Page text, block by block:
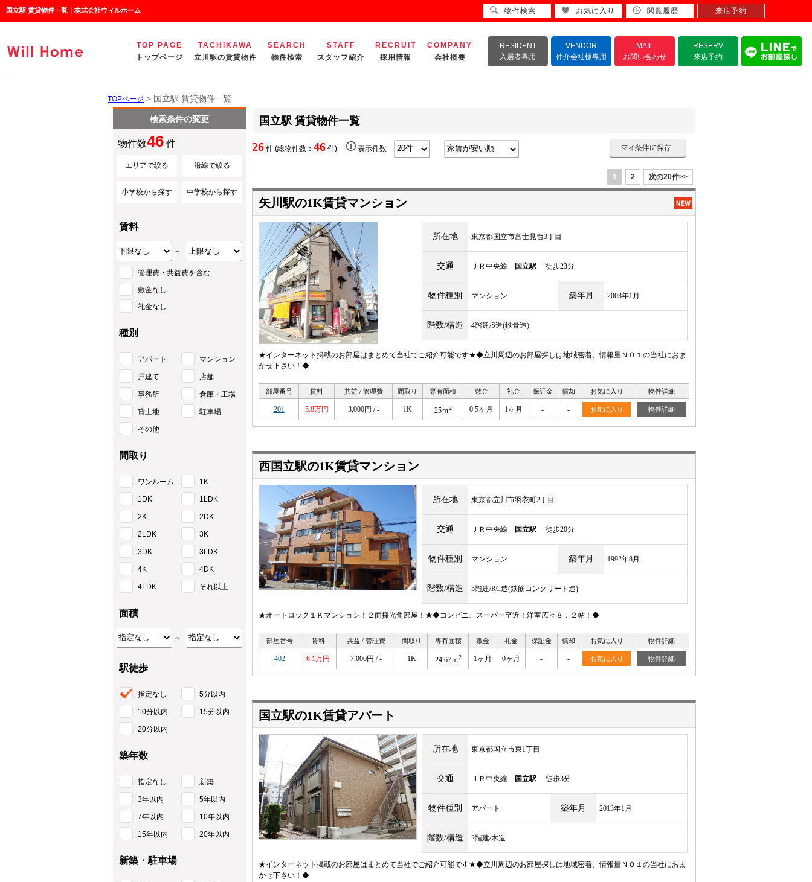
国立駅 賃貸物件一覧｜株式会社ウィルホーム
TOP PAGE
トップページ
TACHIKAWA
立川駅の賃貸物件
SEARCH
物件検索
STAFF
スタッフ紹介
RECRUIT
採用情報
COMPANY
会社概要
RESIDENT
入居者専用
VENDOR
仲介会社様専用
MAIL
お問い合わせ
RESERV
来店予約
TOPページ > 国立駅 賃貸物件一覧
国立駅 賃貸物件一覧
26 件 (総物件数： 46 件) 表示件数
1 2 次の20件>>
矢川駅の1K賃貸マンション
所在地 東京都国立市富士見台3丁目
交通 ＪＲ中央線 国立駅 徒歩23分
物件種別 マンション 築年月 2003年1月
階数/構造 4階建/S造(鉄骨造)
★インターネット掲載のお部屋はまとめて当社でご紹介可能です★◆立川周辺のお部屋探しは地域密着、情報量ＮＯ１の当社におま
かせ下さい！◆
部屋番号 賃料 共益 / 管理費 間取り 専有面積 敷金 礼金 保証金 償却 お気に入り 物件詳細
201 5.8万円 3,000円 / - 1K 25ｍ2 0.5ヶ月 1ヶ月 - - お気に入り 物件詳細
西国立駅の1K賃貸マンション
所在地 東京都立川市羽衣町2丁目
交通 ＪＲ中央線 国立駅 徒歩20分
物件種別 マンション 築年月 1992年8月
階数/構造 5階建/RC造(鉄筋コンクリート造)
★オートロック１Ｋマンション！２面採光角部屋！★◆コンビニ、スーパー至近！洋室広々８．２帖！◆
部屋番号 賃料 共益 / 管理費 間取り 専有面積 敷金 礼金 保証金 償却 お気に入り 物件詳細
402 6.1万円 7,000円 / - 1K 24.67ｍ2 1ヶ月 0ヶ月 - - お気に入り 物件詳細
国立駅の1K賃貸アパート
所在地 東京都国立市東1丁目
交通 ＪＲ中央線 国立駅 徒歩3分
物件種別 アパート 築年月 2013年1月
階数/構造 2階建/木造
★インターネット掲載のお部屋はまとめて当社でご紹介可能です★◆立川周辺のお部屋探しは地域密着、情報量ＮＯ１の当社におま
かせ下さい！◆
検索条件の変更
物件数46 件
エリアで絞る 沿線で絞る
小学校から探す 中学校から探す
賃料
～
管理費・共益費を含む
敷金なし
礼金なし
種別
アパート マンション
戸建て 店舗
事務所 倉庫・工場
貸土地 駐車場
その他
間取り
ワンルーム 1K
1DK 1LDK
2K 2DK
2LDK 3K
3DK 3LDK
4K 4DK
4LDK それ以上
面積
～
駅徒歩
指定なし 5分以内
10分以内 15分以内
20分以内
築年数
指定なし 新築
3年以内 5年以内
7年以内 10年以内
15年以内 20年以内
新築・駐車場
物件検索 お気に入り 閲覧履歴 来店予約